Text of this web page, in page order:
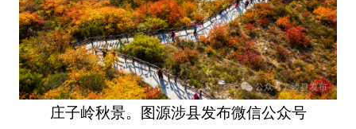
庄子岭秋景。图源涉县发布微信公众号